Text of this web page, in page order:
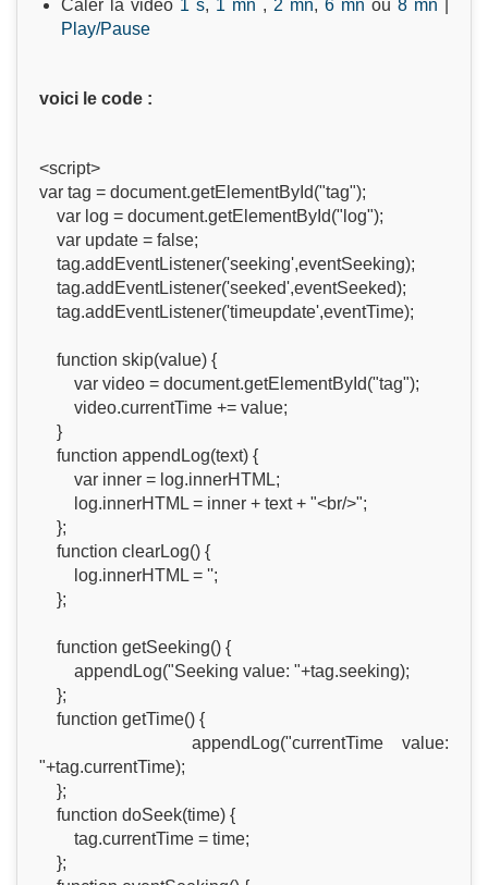
Caler la video 1 s, 1 mn , 2 mn, 6 mn ou 8 mn
Play/Pause
voici le code :
<script>
var tag = document.getElementById("tag");
var log = document.getElementById("log");
var update = false;
tag.addEventListener('seeking',eventSeeking);
tag.addEventListener('seeked',eventSeeked);
tag.addEventListener('timeupdate',eventTime);
function skip(value) {
var video = document.getElementById("tag");
video.currentTime += value;
}
function appendLog(text) {
var inner = log.innerHTML;
log.innerHTML = inner + text + "<br/>";
};
function clearLog() {
log.innerHTML = '';
};
function getSeeking() {
appendLog("Seeking value: "+tag.seeking);
};
function getTime() {
appendLog("currentTime value:
"+tag.currentTime);
};
function doSeek(time) {
tag.currentTime = time;
};